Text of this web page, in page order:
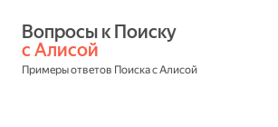
с Алисой
Примеры ответов Поиска с Алисой